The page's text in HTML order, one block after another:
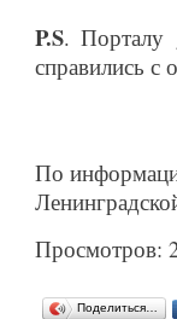
P.S. Порталу
справились с
По
Просмотров:
Поделиться…